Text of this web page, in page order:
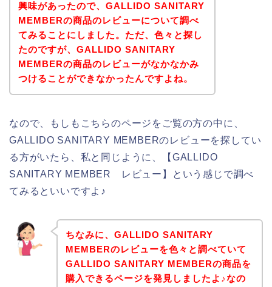
興味があったので、GALLIDO SANITARY
MEMBERの商品のレビューについて調べ
てみることにしました。ただ、色々と探し
たのですが、GALLIDO SANITARY
MEMBERの商品のレビューがなかなかみ
つけることができなかったんですよね。
なので、もしもこちらのページをご覧の方の中に、
GALLIDO SANITARY MEMBERのレビューを探してい
る方がいたら、私と同じように、【GALLIDO
SANITARY MEMBER レビュー】という感じで調べ
てみるといいですよ♪
ちなみに、GALLIDO SANITARY
MEMBERのレビューを色々と調べていて
GALLIDO SANITARY MEMBERの商品を
購入できるページを発見しましたよ♪なの